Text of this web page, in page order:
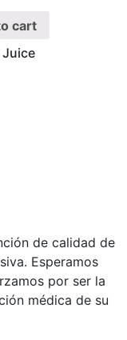
cart
Juice
de calidad de
Esperamos
por ser la
médica de su